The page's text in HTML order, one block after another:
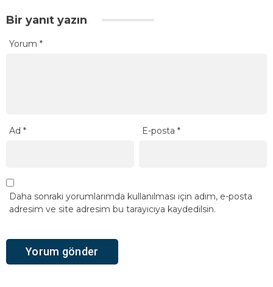
Bir yanıt yazın
Yorum *
Ad * E-posta*
Daha sonraki yorumlarımda kullanılması için adım, e-posta
adresim ve site adresim bu tarayıcıya kaydedilsin.